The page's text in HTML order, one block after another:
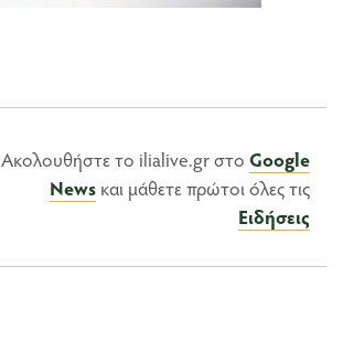
Ακολουθήστε το ilialive.gr στο Google
News και μάθετε πρώτοι όλες τις
Ειδήσεις